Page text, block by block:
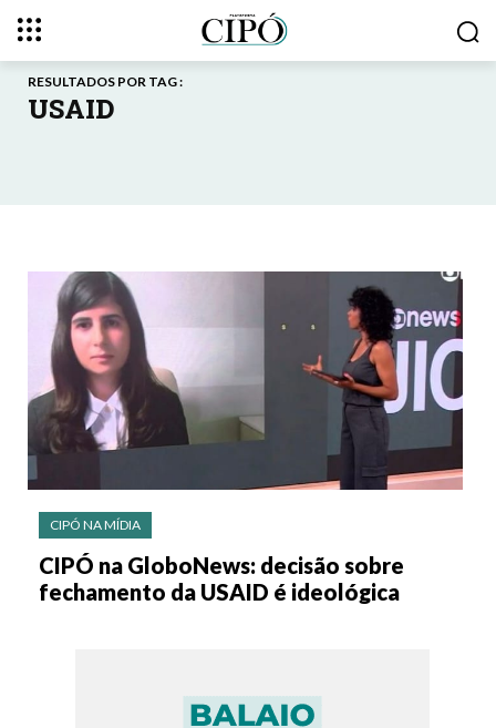
RESULTADOS POR TAG :
USAID
CIPÓ NA MÍDIA
CIPÓ na GloboNews: decisão sobre
fechamento da USAID é ideológica